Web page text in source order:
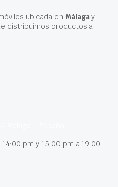
ubicada en Málagay
distribuimos productos a
pm y 15:00 pm a 19:00